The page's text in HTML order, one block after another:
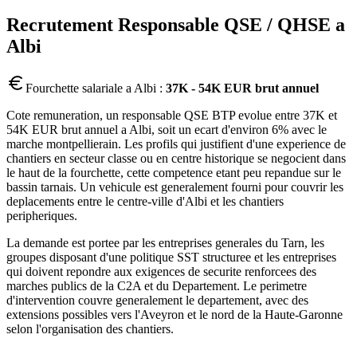
Recrutement Responsable QSE / QHSE a
Albi
Fourchette salariale a Albi : 37K - 54K EUR brut annuel
Cote remuneration, un responsable QSE BTP evolue entre 37K et
54K EUR brut annuel a Albi, soit un ecart d'environ 6% avec le
marche montpellierain. Les profils qui justifient d'une experience de
chantiers en secteur classe ou en centre historique se negocient dans
le haut de la fourchette, cette competence etant peu repandue sur le
bassin tarnais. Un vehicule est generalement fourni pour couvrir les
deplacements entre le centre-ville d'Albi et les chantiers
peripheriques.
La demande est portee par les entreprises generales du Tarn, les
groupes disposant d'une politique SST structuree et les entreprises
qui doivent repondre aux exigences de securite renforcees des
marches publics de la C2A et du Departement. Le perimetre
d'intervention couvre generalement le departement, avec des
extensions possibles vers l'Aveyron et le nord de la Haute-Garonne
selon l'organisation des chantiers.